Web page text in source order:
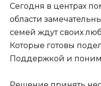
Сегодня в центрах
области
семей ждут своих
Которые готовы
Поддержкой и